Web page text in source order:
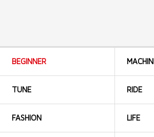
BEGINNER
TUNE RIDE
FASHION LIFE